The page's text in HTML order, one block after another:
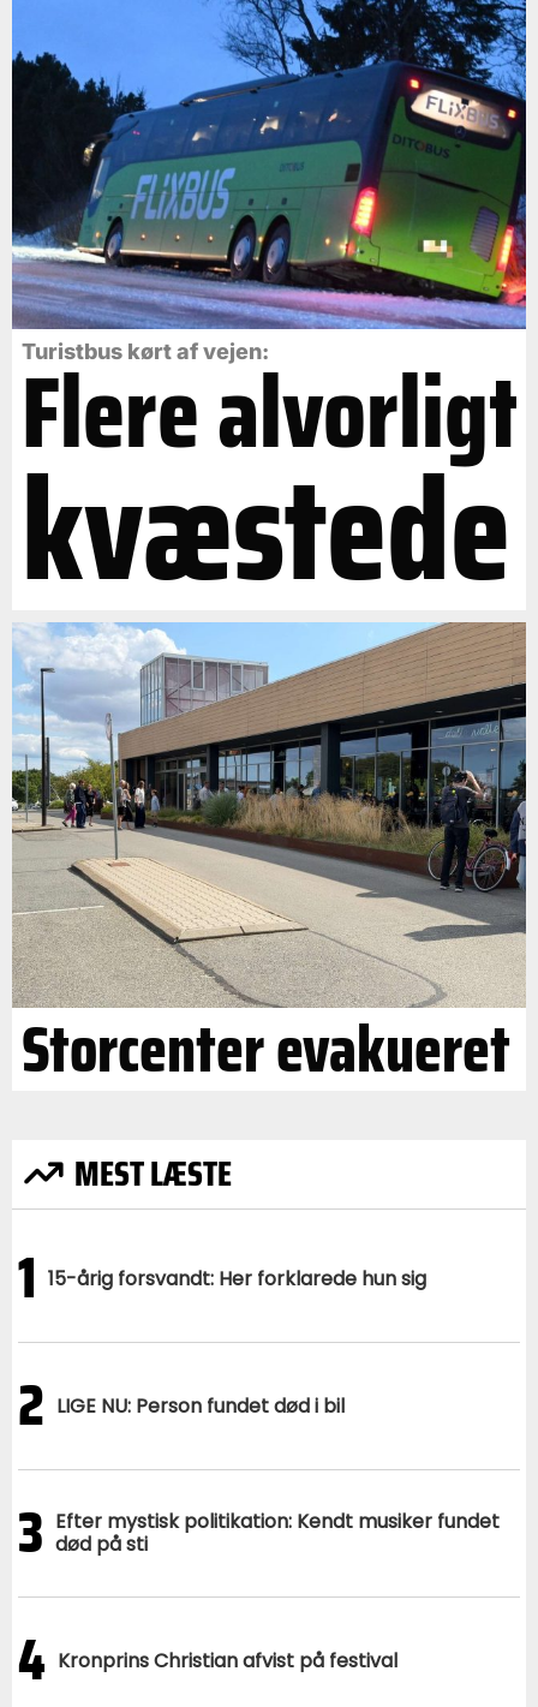
Turistbus kørt af vejen:
Flere alvorligt
kvæstede
Storcenter evakueret
MEST LÆSTE
1 15-årig forsvandt: Her forklarede hun sig
2 LIGE NU: Person fundet død i bil
3 Efter mystisk politikation: Kendt musiker fundet
død på sti
4 Kronprins Christian afvist på festival